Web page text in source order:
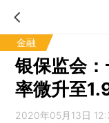
金融
银保监会
率微升至
2020年05月13日